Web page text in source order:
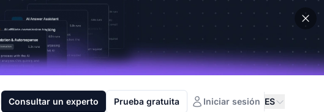
Consultar un experto Prueba gratuita Iniciar sesión ES